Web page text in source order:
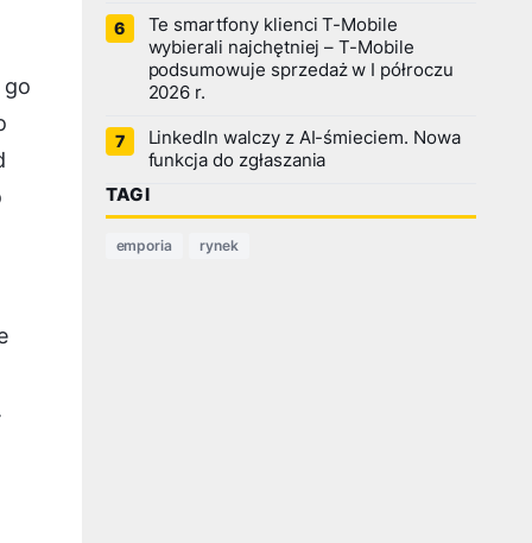
go
Te smartfony klienci T-Mobile
wybierali najchętniej – T-Mobile
podsumowuje sprzedaż w I półroczu
2026 r.
LinkedIn walczy z AI-śmieciem. Nowa
funkcja do zgłaszania
TAGI
emporia rynek